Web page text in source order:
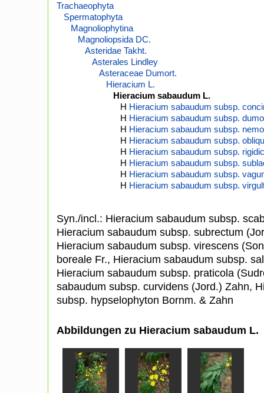
Trachaeophyta
Spermatophyta
Magnoliophytina
Magnoliopsida DC.
Asteridae Takht.
Asterales Lindley
Asteraceae Dumort.
Hieracium L.
Hieracium sabaudum L.
H Hieracium sabaudum subsp.
H Hieracium sabaudum subsp.
H Hieracium sabaudum subsp.
H Hieracium sabaudum subsp.
H Hieracium sabaudum subsp.
H Hieracium sabaudum subsp.
H Hieracium sabaudum subsp.
H Hieracium sabaudum subsp.
Syn./incl.: Hieracium sabaudum subsp.
Hieracium sabaudum subsp. subrectum
Hieracium sabaudum subsp. virescens
boreale Fr., Hieracium sabaudum subsp.
Hieracium sabaudum subsp. praticola
sabaudum subsp. curvidens (Jord.) Zahn,
subsp. hypselophyton Bornm. & Zahn
Abbildungen zu Hieracium sabaudum L.